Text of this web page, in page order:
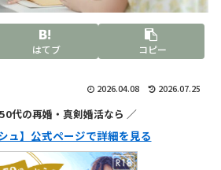
はてブ コピー
2026.04.08 2026.07.25
代の再婚・真剣婚活なら ／
ュ】公式ページで詳細を見る